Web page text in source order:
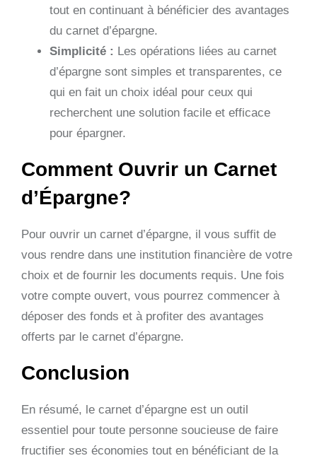
tout en continuant à bénéficier des avantages
du carnet d’épargne.
Simplicité : Les opérations liées au carnet
d’épargne sont simples et transparentes, ce
qui en fait un choix idéal pour ceux qui
recherchent une solution facile et efficace
pour épargner.
Comment Ouvrir un Carnet
d’Épargne?
Pour ouvrir un carnet d’épargne, il vous suffit de
vous rendre dans une institution financière de votre
choix et de fournir les documents requis. Une fois
votre compte ouvert, vous pourrez commencer à
déposer des fonds et à profiter des avantages
offerts par le carnet d’épargne.
Conclusion
En résumé, le carnet d’épargne est un outil
essentiel pour toute personne soucieuse de faire
fructifier ses économies tout en bénéficiant de la